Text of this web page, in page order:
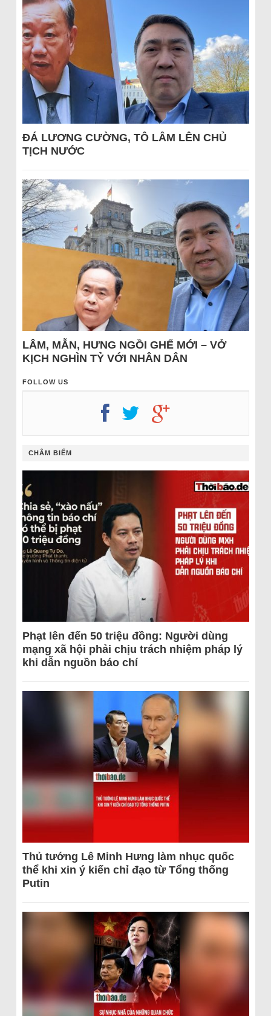
ĐÁ LƯƠNG CƯỜNG, TÔ LÂM LÊN CHỦ
TỊCH NƯỚC
LÂM, MẪN, HƯNG NGỒI GHẾ MỚI – VỞ
KỊCH NGHÌN TỶ VỚI NHÂN DÂN
FOLLOW US
CHÂM BIẾM
Phạt lên đến 50 triệu đồng: Người dùng
mạng xã hội phải chịu trách nhiệm pháp lý
khi dẫn nguồn báo chí
Thủ tướng Lê Minh Hưng làm nhục quốc
thể khi xin ý kiến chỉ đạo từ Tổng thống
Putin